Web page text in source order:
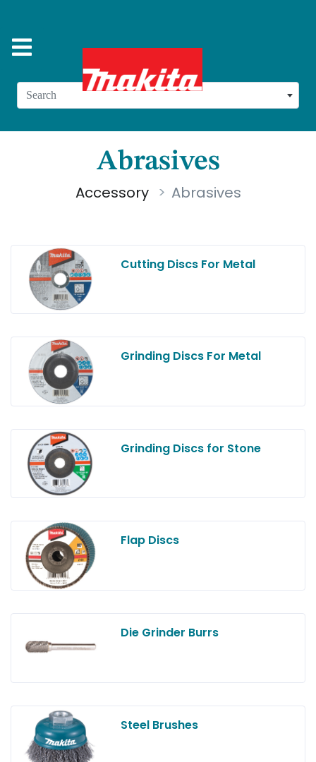
Search
Abrasives
Accessory Abrasives
Cutting Discs For Metal
Grinding Discs For Metal
Grinding Discs for Stone
Flap Discs
Die Grinder Burrs
Steel Brushes